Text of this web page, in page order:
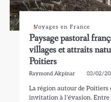
Voyages en France
Paysage pastoral
villages et attraits
Poitiers
Raymond Akpinar 03/02/
La région autour de
invitation à l’évasion.